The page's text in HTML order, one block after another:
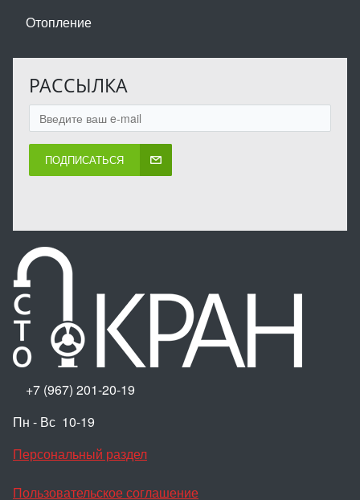
Отопление
РАССЫЛКА
ПОДПИСАТЬСЯ
+7 (967) 201-20-19
Пн - Вс 10-19
Персональный раздел
Пользовательское соглашение